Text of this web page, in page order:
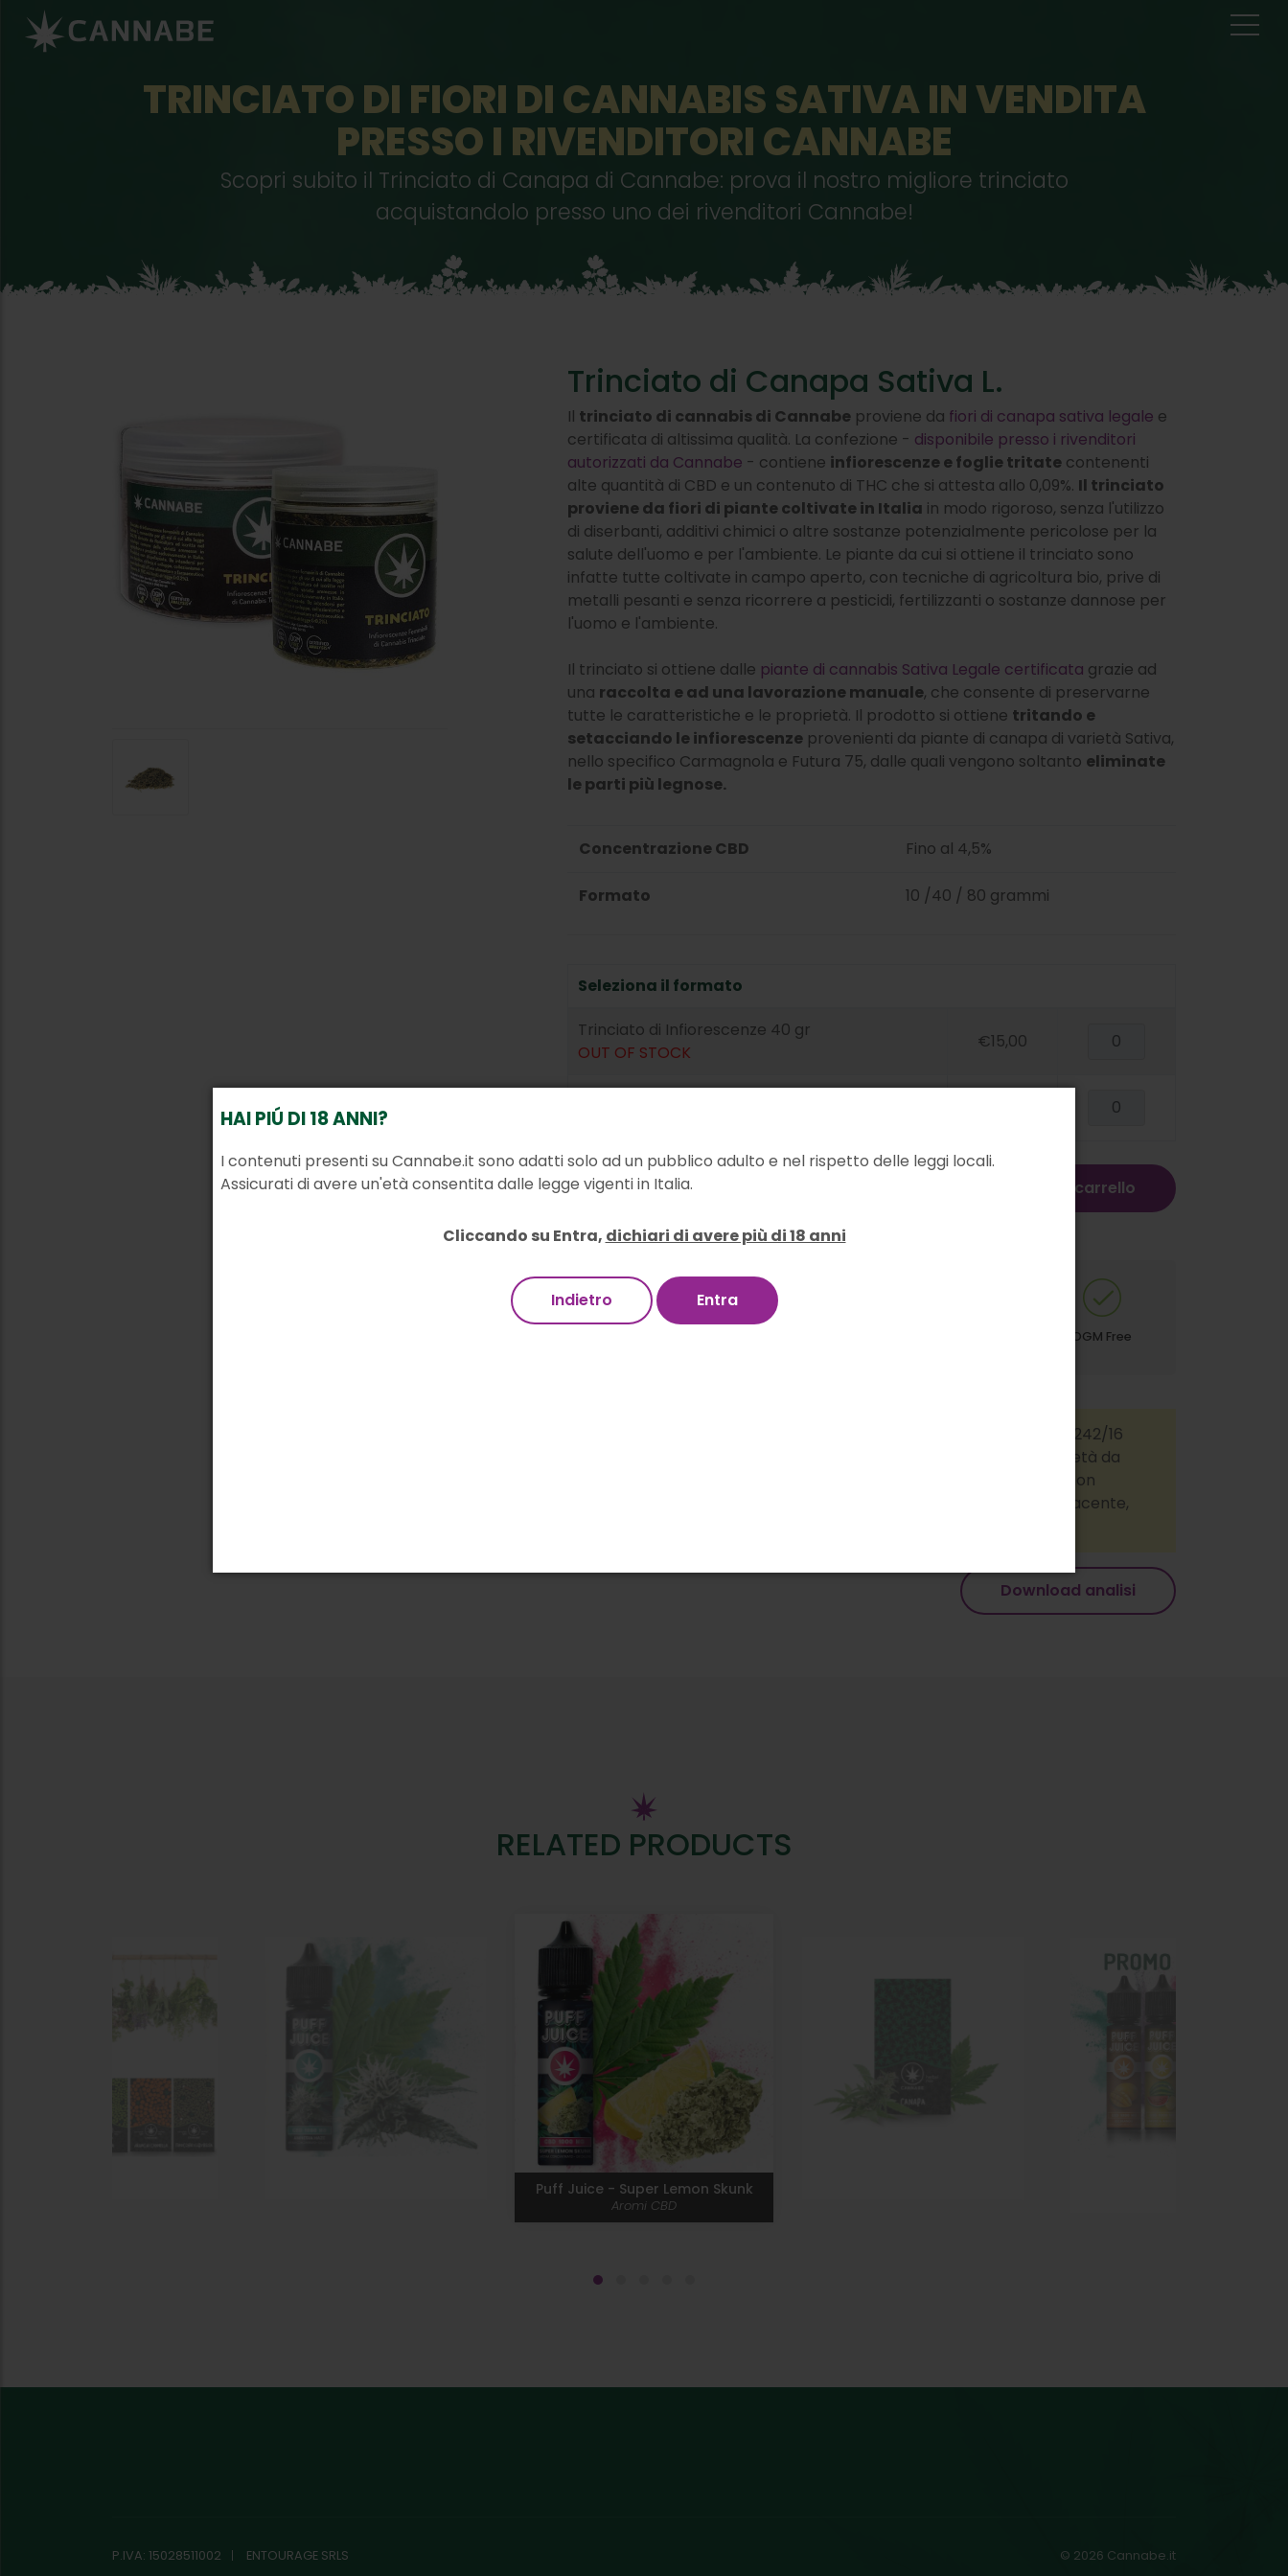
TRINCIATO DI FIORI DI CANNABIS SATIVA IN VENDITA
PRESSO I RIVENDITORI CANNABE
Scopri subito il Trinciato di Canapa di Cannabe: prova il nostro migliore trinciato
acquistandolo presso uno dei rivenditori Cannabe!
Trinciato di Canapa Sativa L.
Il trinciato di cannabis di Cannabe proviene da fiori di canapa sativa legale e
certificata di altissima qualità. La confezione - disponibile presso i rivenditori
autorizzati da Cannabe - contiene infiorescenze e foglie tritate contenenti
alte quantità di CBD e un contenuto di THC che si attesta allo 0,09%. Il trinciato
proviene da fiori di piante coltivate in Italia in modo rigoroso, senza l'utilizzo
di diserbanti, additivi chimici o altre sostanze potenzialmente pericolose per la
salute dell'uomo e per l'ambiente. Le piante da cui si ottiene il trinciato sono
infatte tutte coltivate in campo aperto, con tecniche di agricoltura bio, prive di
metalli pesanti e senza ricorrere a pesticidi, fertilizzanti o sostanze dannose per
l'uomo e l'ambiente.
Il trinciato si ottiene dalle piante di cannabis Sativa Legale certificata grazie ad
una raccolta e ad una lavorazione manuale, che consente di preservarne
tutte le caratteristiche e le proprietà. Il prodotto si ottiene tritando e
setacciando le infiorescenze provenienti da piante di canapa di varietà Sativa,
nello specifico Carmagnola e Futura 75, dalle quali vengono soltanto eliminate
le parti più legnose.
Concentrazione CBD Fino al 4,5%
Formato 10 /40 / 80 grammi
Seleziona il formato
Trinciato di Infiorescenze 40 gr
OUT OF STOCK
€15,00
OGM Free
Sativa L. per usi permessi di cui la legge 242/16
derivate da floricoltura ed iscritte nel catalogo comune delle varietà da
agricoltura, per uso tecnico, ricerca e sviluppo o collezionismo e non
destinate all'uso alimentare e farmaceutico. Prodotto non stupefacente,
Download analisi
RELATED PRODUCTS
Puff Juice - Super Lemon Skunk
Aromi CBD
P.IVA: 15028511002 ENTOURAGE SRLS © 2026 Cannabe.it